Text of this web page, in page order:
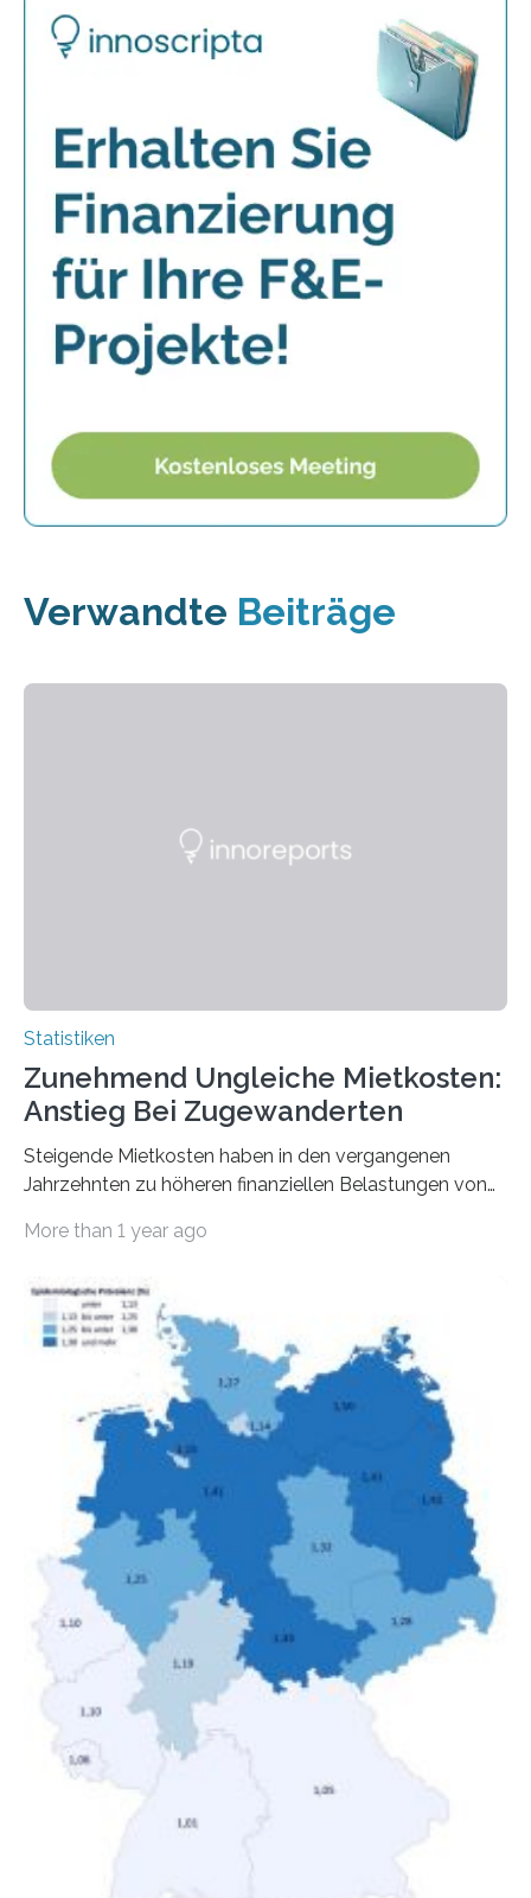
Verwandte Beiträge
Statistiken
Zunehmend Ungleiche Mietkosten:
Anstieg Bei Zugewanderten
Steigende Mietkosten haben in den vergangenen
Jahrzehnten zu höheren finanziellen Belastungen von
Bundesinstitut für Bevölkerungsforschung (BiB)
gesamten Einkommen zwischen 1990 und 2020 für
unterschiedliche Einkommensgruppen sowie für in
Deutschland geborene Menschen und Zugewanderte
verändert hat. Das Ergebnis: Während Personen mit
hohen Einkommen (oberstes Quintil der Verteilung der
Nettoäquivalenzeinkommen) nur einen moderaten
Anstieg des Mietanteils am Gesamteinkommen
hinnehmen mussten, nahm die Belastung bei
Menschen mit…
More than 1 year ago